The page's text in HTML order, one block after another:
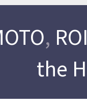
,
the